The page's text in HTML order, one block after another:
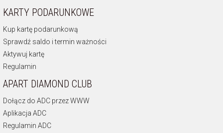
KARTY PODARUNKOWE
Kup kartę podarunkową
Sprawdź saldo i termin ważności
Aktywuj kartę
Regulamin
APART DIAMOND CLUB
Dołącz do ADC przez WWW
Aplikacja ADC
Regulamin ADC